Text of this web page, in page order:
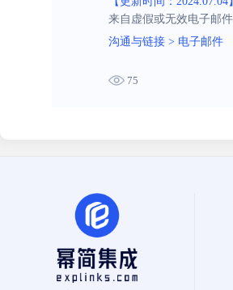
来自虚假或无效电子邮
沟通与链接 > 电子邮件
75